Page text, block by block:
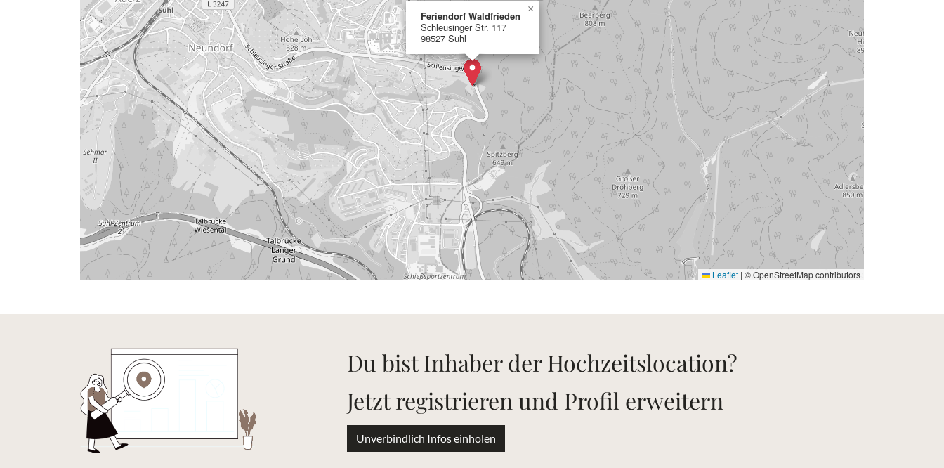
Feriendorf Waldfrieden
Schleusinger Str. 117
98527 Suhl
×
Leaflet | © OpenStreetMap contributors
Du bist Inhaber der Hochzeitslocation?
Jetzt registrieren und Profil erweitern
Unverbindlich Infos einholen